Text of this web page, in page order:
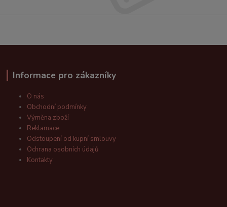
Informace pro zákazníky
O nás
Obchodní podmínky
Výměna zboží
Reklamace
Odstoupení od kupní smlouvy
Ochrana osobních údajů
Kontakty